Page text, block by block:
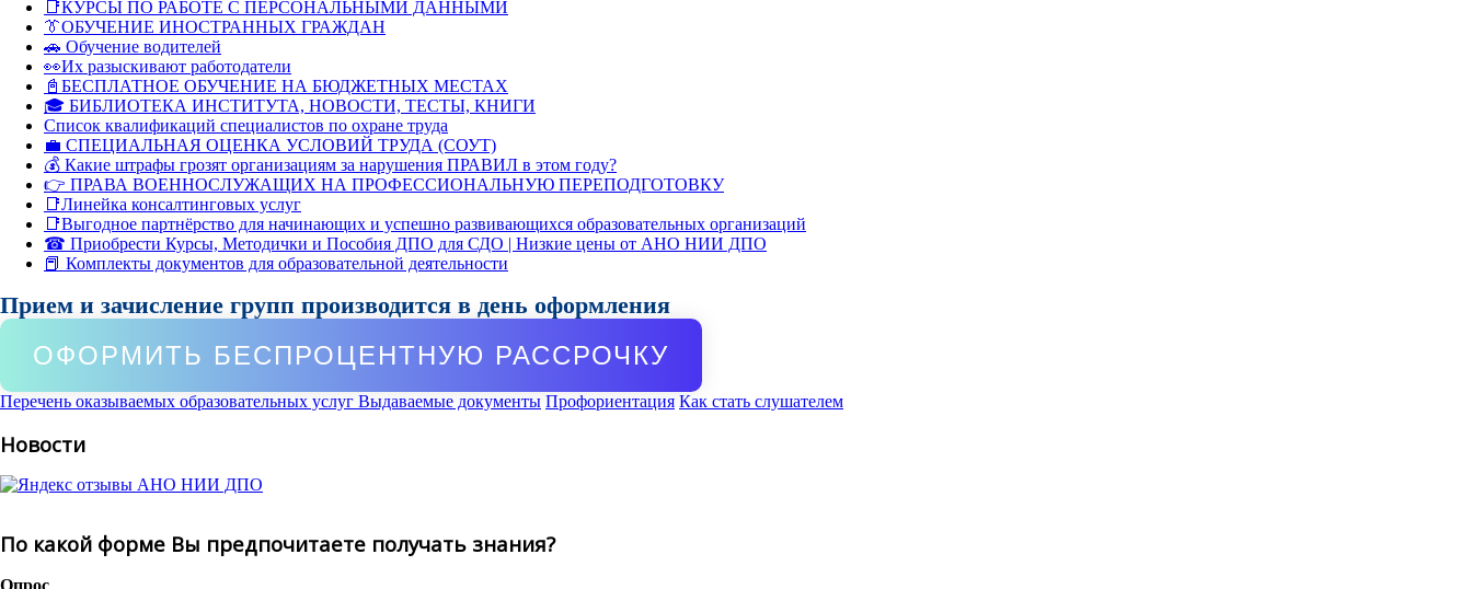
📑КУРСЫ ПО РАБОТЕ С ПЕРСОНАЛЬНЫМИ ДАННЫМИ
👔ОБУЧЕНИЕ ИНОСТРАННЫХ ГРАЖДАН
🚗 Обучение водителей
👀Их разыскивают работодатели
📓БЕСПЛАТНОЕ ОБУЧЕНИЕ НА БЮДЖЕТНЫХ МЕСТАХ
🎓 БИБЛИОТЕКА ИНСТИТУТА, НОВОСТИ, ТЕСТЫ, КНИГИ
Список квалификаций специалистов по охране труда
💼 СПЕЦИАЛЬНАЯ ОЦЕНКА УСЛОВИЙ ТРУДА (СОУТ)
💰 Какие штрафы грозят организациям за нарушения ПРАВИЛ в этом году?
👉 ПРАВА ВОЕННОСЛУЖАЩИХ НА ПРОФЕССИОНАЛЬНУЮ ПЕРЕПОДГОТОВКУ
📑Линейка консалтинговых услуг
📑Выгодное партнёрство для начинающих и успешно развивающихся образовательных организаций
☎ Приобрести Курсы, Методички и Пособия ДПО для СДО | Низкие цены от АНО НИИ ДПО
📕 Комплекты документов для образовательной деятельности
Прием и зачисление групп производится в день оформления
ОФОРМИТЬ БЕСПРОЦЕНТНУЮ РАССРОЧКУ
Перечень оказываемых образовательных услуг Выдаваемые документы Профориентация Как стать слушателем
Новости
По какой форме Вы предпочитаете получать знания?
Опрос